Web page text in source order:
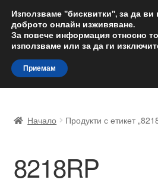
ДОСТАВКА от
Доставка по
Skip
to
navigation
Skip
to
content
Доставка по целия свят
Жалби
Начало Продукти с етикет
8218RP
Използваме "бисквитки", за да
доброто онлайн изживяване.
За повече информация относно
използваме или за да ги
Приемам